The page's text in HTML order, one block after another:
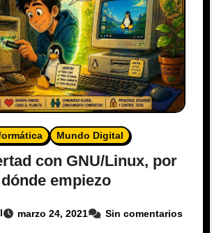
Mundo Digital
con GNU/Linux, por
dónde empiezo
marzo 24, 2021 Sin comentarios